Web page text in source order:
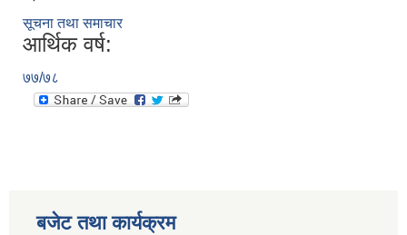
सूचना तथा समाचार
आर्थिक वर्ष:
७७/७८
बजेट तथा कार्यक्रम